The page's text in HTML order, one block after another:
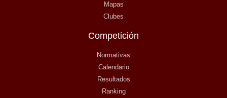
Mapas
Clubes
Competición
Normativas
Calendario
Resultados
Ranking